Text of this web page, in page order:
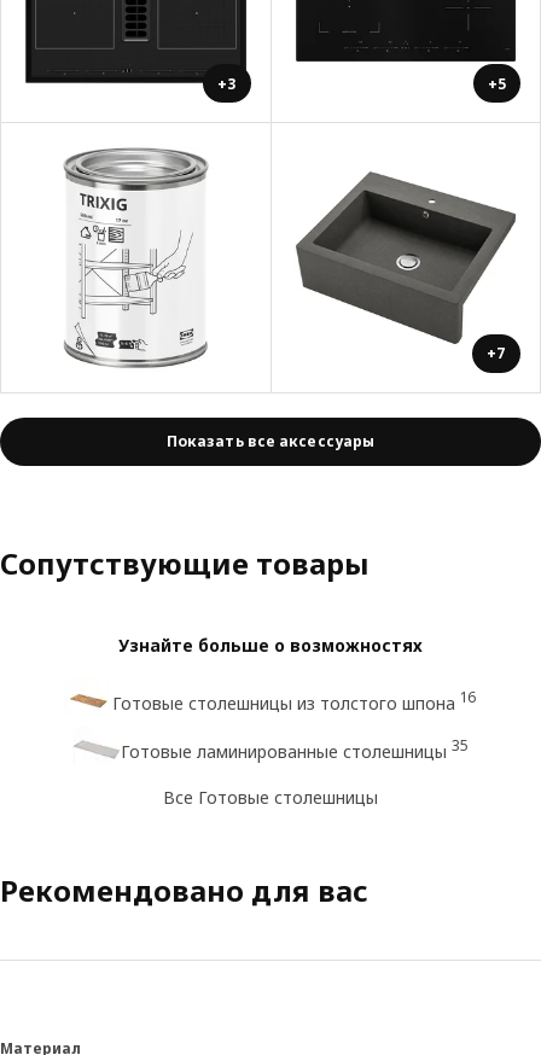
+3 +5
+7
Показать все аксессуары
Сопутствующие товары
Узнайте больше о возможностях
Готовые столешницы из толстого шпона 16
Готовые ламинированные столешницы 35
Все Готовые столешницы
Рекомендовано для вас
Материал